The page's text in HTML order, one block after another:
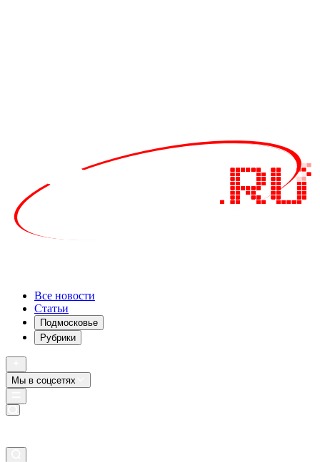
Все новости
Статьи
Подмосковье
Рубрики
Мы в соцсетях